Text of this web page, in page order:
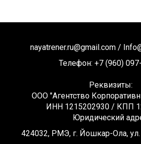
nayatrener.ru@gmail.com /
Телефон: +7 (960)
Реквизиты:
ООО "Агентство
ИНН 1215202930 / КПП
Юридический
424032, РМЭ, г. Йошкар-Ола,